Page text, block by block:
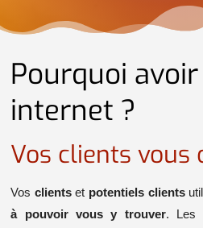
Pourquoi
internet ?
Vos clients vous
Vos clientset potentiels clients
à pouvoir vous y trouver. Les